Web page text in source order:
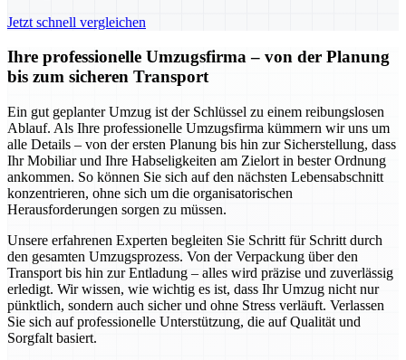
Jetzt schnell vergleichen
Ihre professionelle Umzugsfirma – von der Planung
bis zum sicheren Transport
Ein gut geplanter Umzug ist der Schlüssel zu einem reibungslosen
Ablauf. Als Ihre professionelle Umzugsfirma kümmern wir uns um
alle Details – von der ersten Planung bis hin zur Sicherstellung, dass
Ihr Mobiliar und Ihre Habseligkeiten am Zielort in bester Ordnung
ankommen. So können Sie sich auf den nächsten Lebensabschnitt
konzentrieren, ohne sich um die organisatorischen
Herausforderungen sorgen zu müssen.
Unsere erfahrenen Experten begleiten Sie Schritt für Schritt durch
den gesamten Umzugsprozess. Von der Verpackung über den
Transport bis hin zur Entladung – alles wird präzise und zuverlässig
erledigt. Wir wissen, wie wichtig es ist, dass Ihr Umzug nicht nur
pünktlich, sondern auch sicher und ohne Stress verläuft. Verlassen
Sie sich auf professionelle Unterstützung, die auf Qualität und
Sorgfalt basiert.